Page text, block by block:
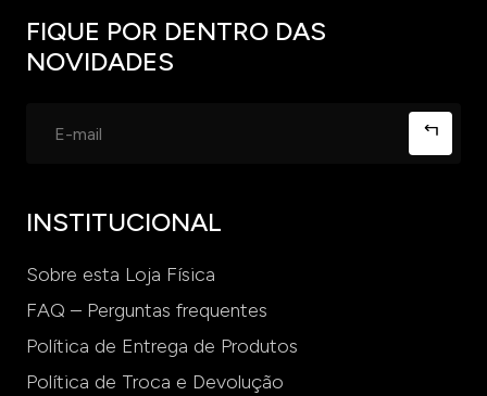
FIQUE POR DENTRO DAS
NOVIDADES
INSTITUCIONAL
Sobre esta Loja Física
FAQ – Perguntas frequentes
Política de Entrega de Produtos
Política de Troca e Devolução